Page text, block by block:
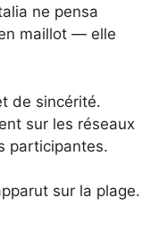
ne pensa
maillot — elle
de sincérité.
sur les réseaux
participantes.
sur la plage.